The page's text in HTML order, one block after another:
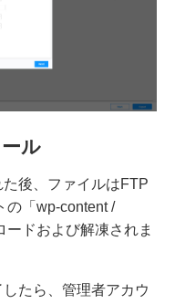
ル
後、ファイルはFTP
の「wp-content /
ドおよび解凍されま
たら、管理者アカウ